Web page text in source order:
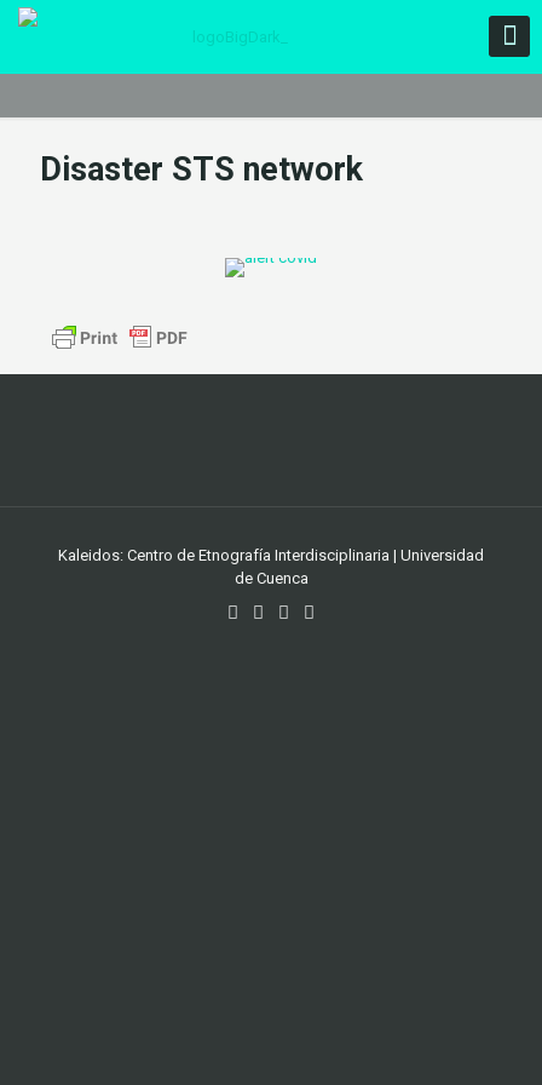
Disaster STS network
Kaleidos: Centro de Etnografía Interdisciplinaria | Universidad
de Cuenca